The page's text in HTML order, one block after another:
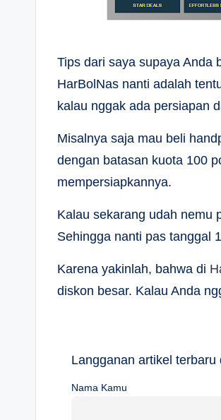
Tips dari saya supaya Anda
HarBolNas nanti adalah
kalau nggak ada persiapan
Misalnya saja mau beli
dengan batasan kuota 100
mempersiapkannya.
Kalau sekarang udah nemu
Sehingga nanti pas tanggal
Karena yakinlah, bahwa di
diskon besar. Kalau Anda
Langganan artikel
Nama Kamu